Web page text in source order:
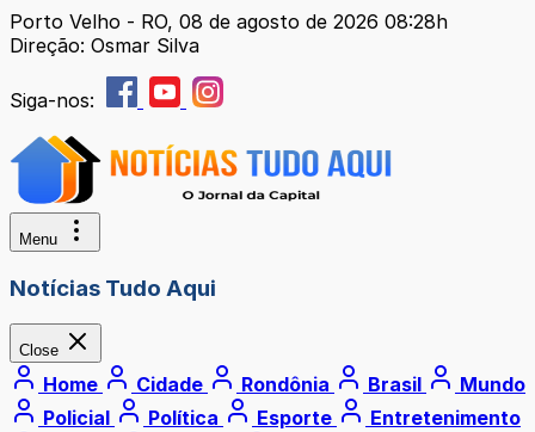
Porto Velho - RO, 08 de agosto de 2026 08:28h
Direção: Osmar Silva
Siga-nos:
Menu
Notícias Tudo Aqui
Close
Home Cidade Rondônia Brasil
Mundo
Policial
Política Esporte
Entretenimento